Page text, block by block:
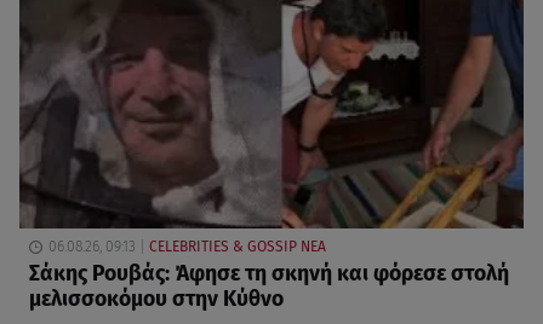
06.08.26, 09:13 CELEBRITIES & GOSSIP ΝΕΑ
Σάκης Ρουβάς: Άφησε τη σκηνή και φόρεσε στολή
μελισσοκόμου στην Κύθνο